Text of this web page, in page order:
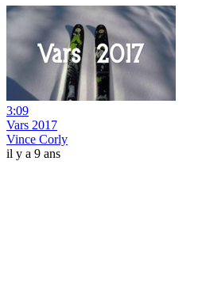
3:09
Vars 2017
Vince Corly
il y a 9 ans